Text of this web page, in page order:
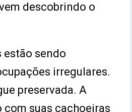
descobrindo o
estão sendo
irregulares.
preservada. A
suas cachoeiras